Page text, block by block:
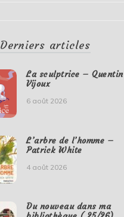
Derniers articles
La sculptrice – Quentin
Vijoux
6 août 2026
L’arbre de l’homme –
Patrick White
4 août 2026
Du nouveau dans ma